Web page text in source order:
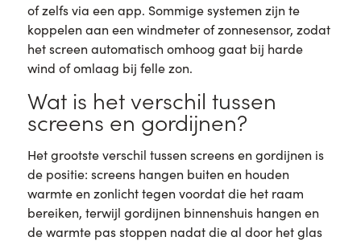
of zelfs via een app. Sommige systemen zijn te
koppelen aan een windmeter of zonnesensor, zodat
het screen automatisch omhoog gaat bij harde
wind of omlaag bij felle zon.
Wat is het verschil tussen
screens en gordijnen?
Het grootste verschil tussen screens en gordijnen is
de positie: screens hangen buiten en houden
warmte en zonlicht tegen voordat die het raam
bereiken, terwijl gordijnen binnenshuis hangen en
de warmte pas stoppen nadat die al door het glas